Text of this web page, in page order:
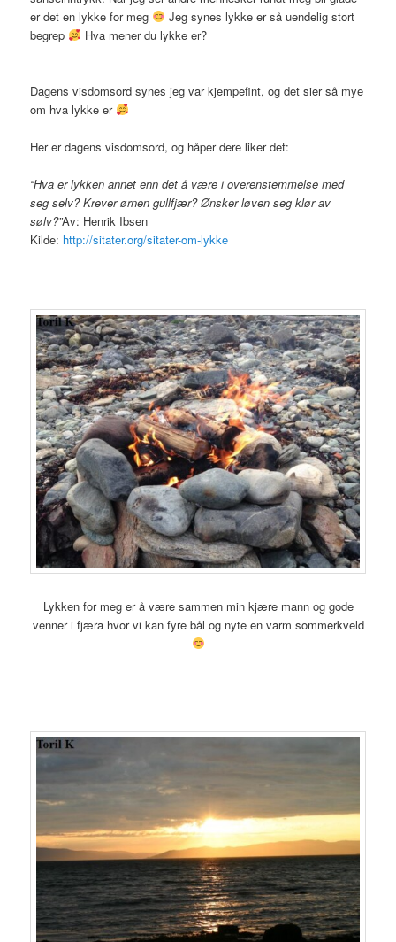
er det en lykke for meg
Jeg synes lykke er så uendelig stort
begrep
Hva mener du lykke er?
Dagens visdomsord synes jeg var kjempefint, og det sier så mye
om hva lykke er
Her er dagens visdomsord, og håper dere liker det:
“Hva er lykken annet enn det å være i overenstemmelse med
seg selv? Krever ørnen gullfjær? Ønsker løven seg klør av
sølv?”Av: Henrik Ibsen
Kilde: http://sitater.org/sitater-om-lykke
Lykken for meg er å være sammen min kjære mann og gode
venner i fjæra hvor vi kan fyre bål og nyte en varm sommerkveld